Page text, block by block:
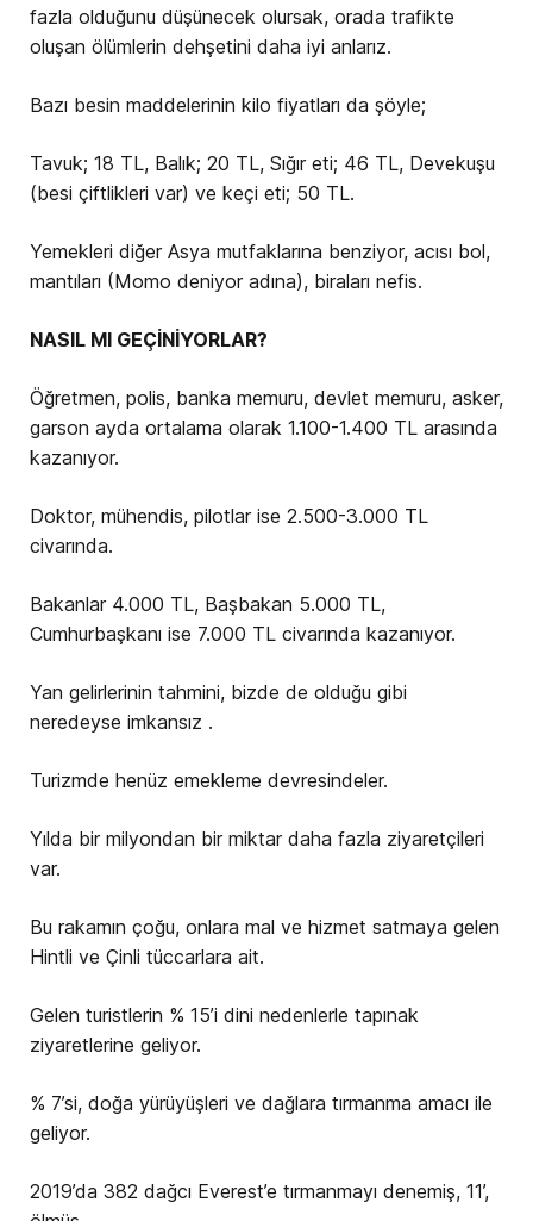
fazla olduğunu düşünecek olursak, orada trafikte
oluşan ölümlerin dehşetini daha iyi anlarız.
Bazı besin maddelerinin kilo fiyatları da şöyle;
Tavuk; 18 TL, Balık; 20 TL, Sığır eti; 46 TL, Devekuşu
(besi çiftlikleri var) ve keçi eti; 50 TL.
Yemekleri diğer Asya mutfaklarına benziyor, acısı bol,
mantıları (Momo deniyor adına), biraları nefis.
NASIL MI GEÇİNİYORLAR?
Öğretmen, polis, banka memuru, devlet memuru, asker,
garson ayda ortalama olarak 1.100-1.400 TL arasında
kazanıyor.
Doktor, mühendis, pilotlar ise 2.500-3.000 TL
civarında.
Bakanlar 4.000 TL, Başbakan 5.000 TL,
Cumhurbaşkanı ise 7.000 TL civarında kazanıyor.
Yan gelirlerinin tahmini, bizde de olduğu gibi
neredeyse imkansız .
Turizmde henüz emekleme devresindeler.
Yılda bir milyondan bir miktar daha fazla ziyaretçileri
var.
Bu rakamın çoğu, onlara mal ve hizmet satmaya gelen
Hintli ve Çinli tüccarlara ait.
Gelen turistlerin % 15’i dini nedenlerle tapınak
ziyaretlerine geliyor.
% 7’si, doğa yürüyüşleri ve dağlara tırmanma amacı ile
geliyor.
2019’da 382 dağcı Everest’e tırmanmayı denemiş, 11’,